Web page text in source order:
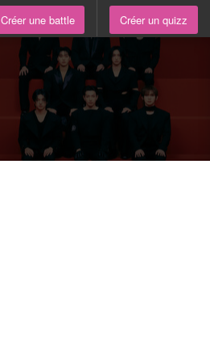
Créer une battle Créer un quizz